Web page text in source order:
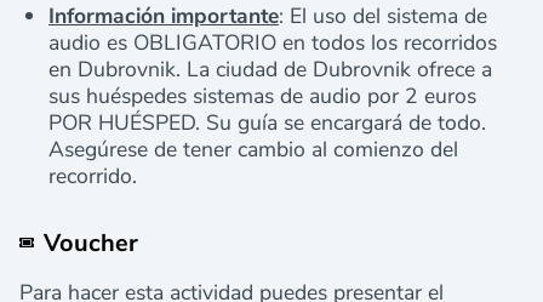
Información importante: El uso del sistema de
audio es OBLIGATORIO en todos los recorridos
en Dubrovnik. La ciudad de Dubrovnik ofrece a
sus huéspedes sistemas de audio por 2 euros
POR HUÉSPED. Su guía se encargará de todo.
Asegúrese de tener cambio al comienzo del
recorrido.
Voucher
Para hacer esta actividad puedes presentar el